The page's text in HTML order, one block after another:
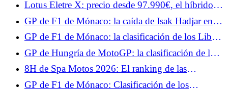
Márquez empieza bien
Lotus Eletre X: precio desde 97.990€, el híbrido
enchufable más barato que el eléctrico
GP de F1 de Mónaco: la caída de Isak Hadjar en
vídeo, rompió su suspensión
GP de F1 de Mónaco: la clasificación de los Libres
1, Leclerc y Hamilton dominan la competición,
Hadjar en el muro
GP de Hungría de MotoGP: la clasificación de los
test, decepción para Fabio Quartararo, se pierde la
Q2 por un pelo
8H de Spa Motos 2026: El ranking de las
Calificaciones 1, el BMW n°27 en la pole
GP de F1 de Mónaco: Clasificación de los